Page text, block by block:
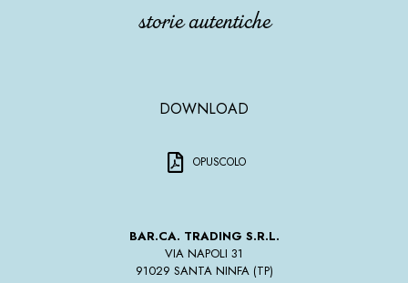
storie autentiche
DOWNLOAD
OPUSCOLO
BAR.CA. TRADING S.R.L.
VIA NAPOLI 31
91029 SANTA NINFA (TP)